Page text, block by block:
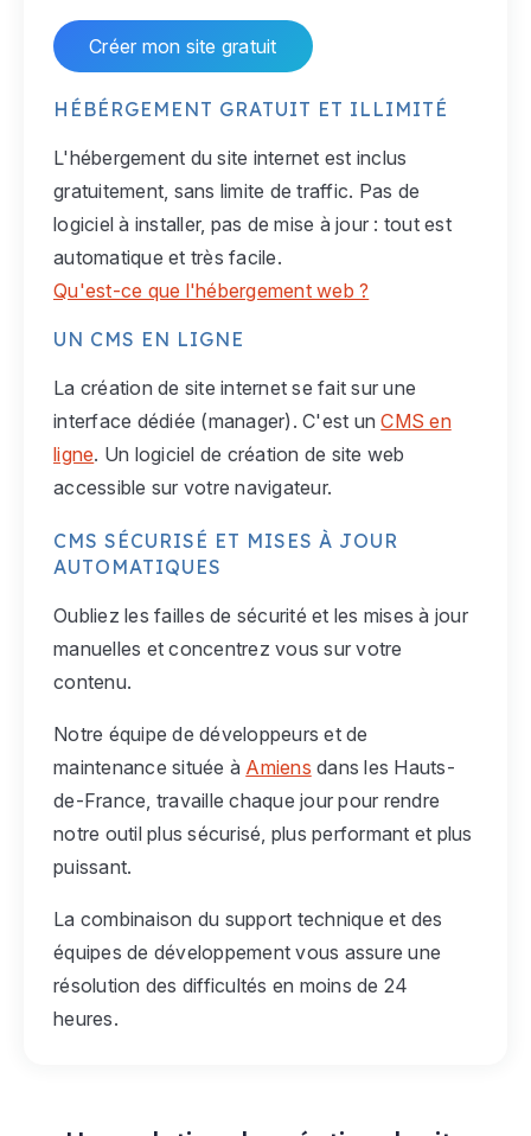
Créer mon site gratuit
HÉBÉRGEMENT GRATUIT ET ILLIMITÉ
L'hébergement du site internet est inclus
gratuitement, sans limite de traffic. Pas de
logiciel à installer, pas de mise à jour : tout est
automatique et très facile.
Qu'est-ce que l'hébergement web ?
UN CMS EN LIGNE
La création de site internet se fait sur une
interface dédiée (manager). C'est unCMS en
ligne. Un logiciel de création de site web
accessible sur votre navigateur.
CMS SÉCURISÉ ET MISES À JOUR
AUTOMATIQUES
Oubliez les failles de sécurité et les mises à jour
manuelles et concentrez vous sur votre
contenu.
Notre équipe de développeurs et de
maintenance située à Amiens dans les Hauts-
de-France, travaille chaque jour pour rendre
notre outil plus sécurisé, plus performant et plus
puissant.
La combinaison du support technique et des
équipes de développement vous assure une
résolution des difficultés en moins de 24
heures.